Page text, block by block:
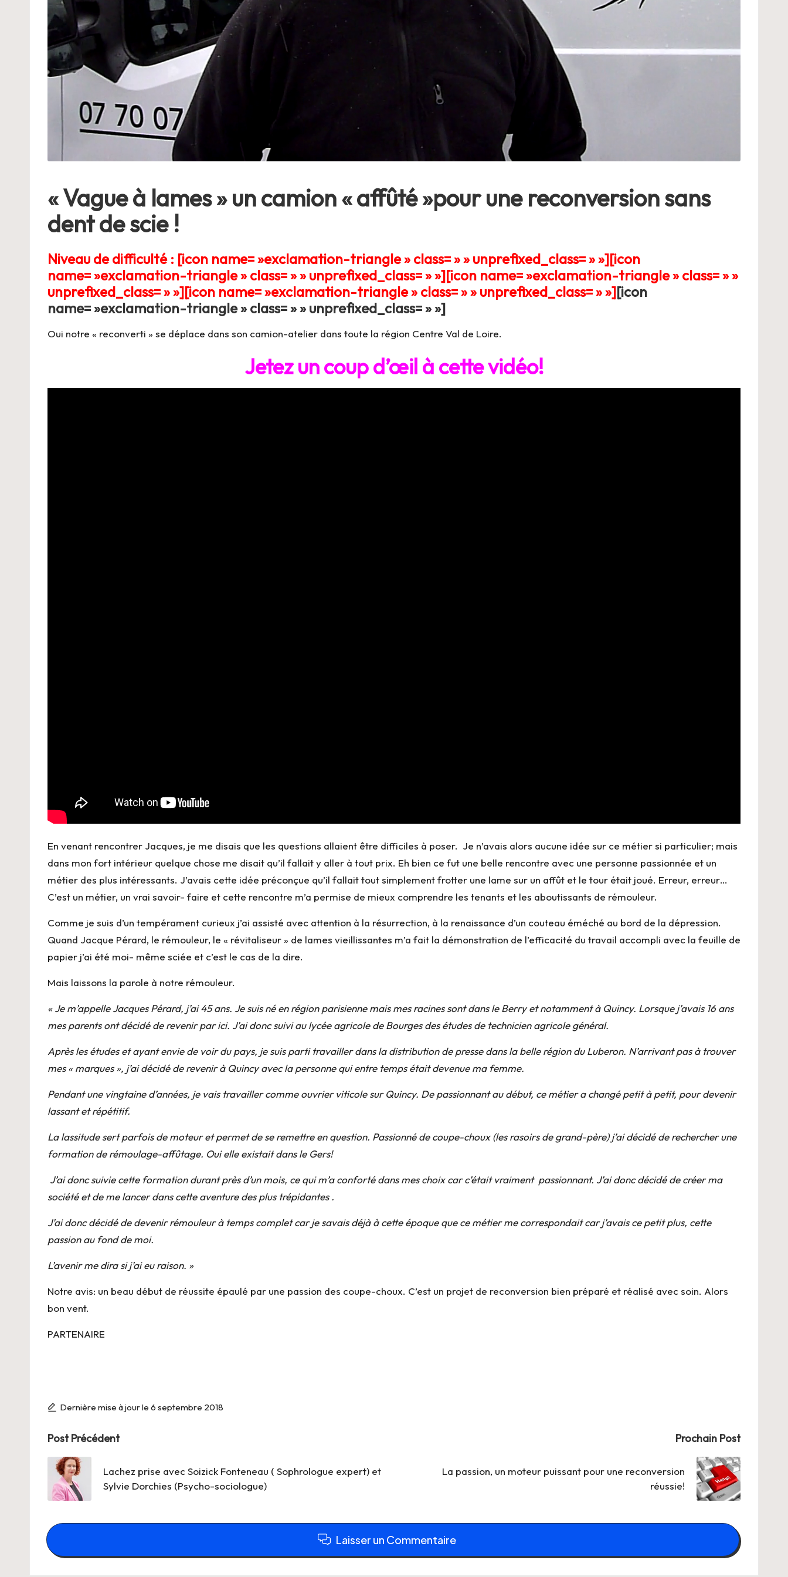
« Vague à lames » un camion « affûté »pour une reconversion sans
dent de scie !
Niveau de difficulté : [icon name= »exclamation-triangle » class= » » unprefixed_class= » »][icon
name= »exclamation-triangle » class= » » unprefixed_class= » »][icon name= »exclamation-triangle » class= » »
unprefixed_class= » »][icon name= »exclamation-triangle » class= » » unprefixed_class= » »][icon
name= »exclamation-triangle » class= » » unprefixed_class= » »]
Oui notre « reconverti » se déplace dans son camion-atelier dans toute la région Centre Val de Loire.
Jetez un coup d’œil à cette vidéo!
En venant rencontrer Jacques, je me disais que les questions allaient être difficiles à poser. Je n’avais alors aucune idée sur ce métier si particulier; mais
dans mon fort intérieur quelque chose me disait qu’il fallait y aller à tout prix. Eh bien ce fut une belle rencontre avec une personne passionnée et un
métier des plus intéressants. J’avais cette idée préconçue qu’il fallait tout simplement frotter une lame sur un affût et le tour était joué. Erreur, erreur…
C’est un métier, un vrai savoir- faire et cette rencontre m’a permise de mieux comprendre les tenants et les aboutissants de rémouleur.
Comme je suis d’un tempérament curieux j’ai assisté avec attention à la résurrection, à la renaissance d’un couteau éméché au bord de la dépression.
Quand Jacque Pérard, le rémouleur, le « révitaliseur » de lames vieillissantes m’a fait la démonstration de l’efficacité du travail accompli avec la feuille de
papier j’ai été moi- même sciée et c’est le cas de la dire.
Mais laissons la parole à notre rémouleur.
« Je m’appelle Jacques Pérard, j’ai 45 ans. Je suis né en région parisienne mais mes racines sont dans le Berry et notamment à Quincy. Lorsque j’avais 16 ans
mes parents ont décidé de revenir par ici. J’ai donc suivi au lycée agricole de Bourges des études de technicien agricole général.
Après les études et ayant envie de voir du pays, je suis parti travailler dans la distribution de presse dans la belle région du Luberon. N’arrivant pas à trouver
mes « marques », j’ai décidé de revenir à Quincy avec la personne qui entre temps était devenue ma femme.
Pendant une vingtaine d’années, je vais travailler comme ouvrier viticole sur Quincy. De passionnant au début, ce métier a changé petit à petit, pour devenir
lassant et répétitif.
La lassitude sert parfois de moteur et permet de se remettre en question. Passionné de coupe-choux (les rasoirs de grand-père) j’ai décidé de rechercher une
formation de rémoulage-affûtage. Oui elle existait dans le Gers!
J’ai donc suivie cette formation durant près d’un mois, ce qui m’a conforté dans mes choix car c’était vraiment passionnant. J’ai donc décidé de créer ma
société et de me lancer dans cette aventure des plus trépidantes .
J’ai donc décidé de devenir rémouleur à temps complet car je savais déjà à cette époque que ce métier me correspondait car j’avais ce petit plus, cette
passion au fond de moi.
L’avenir me dira si j’ai eu raison. »
Notre avis: un beau début de réussite épaulé par une passion des coupe-choux. C’est un projet de reconversion bien préparé et réalisé avec soin. Alors
bon vent.
PARTENAIRE
Dernière mise à jour le 6 septembre 2018
Post
navigation
Post Précédent
Lachez prise avec Soizick Fonteneau ( Sophrologue expert) et
Sylvie Dorchies (Psycho-sociologue)
Prochain Post
La passion, un moteur puissant pour une reconversion
réussie!
Laisser un Commentaire